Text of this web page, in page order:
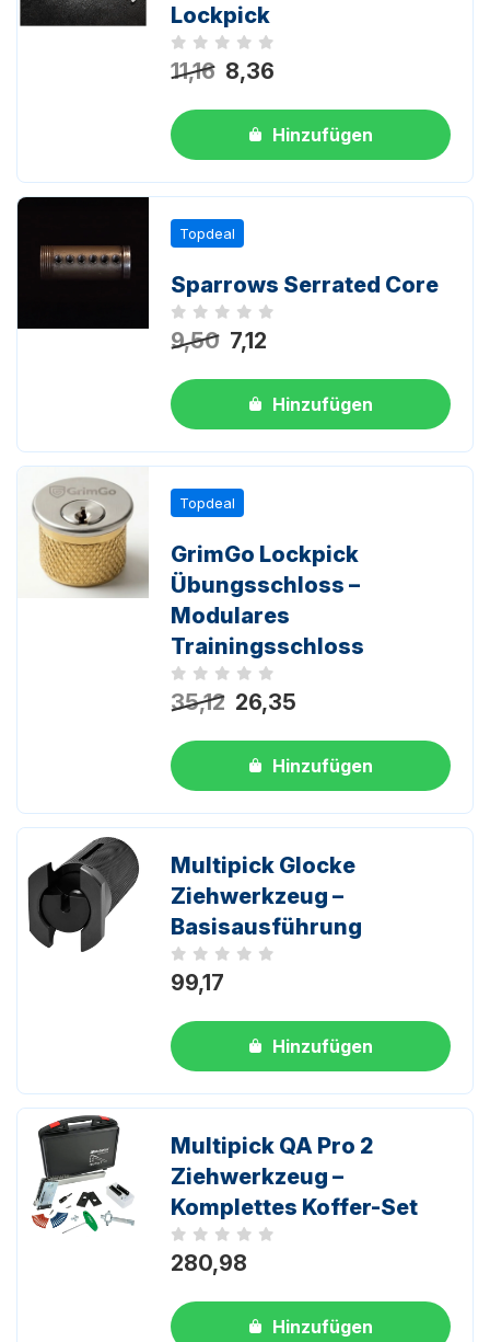
Lockpick
Noch keine Bewertungen
11,16 8,36
Hinzufügen
Topdeal
Sparrows Serrated Core
Noch keine Bewertungen
9,50 7,12
Hinzufügen
Topdeal
GrimGo Lockpick
Übungsschloss –
Modulares
Trainingsschloss
Noch keine Bewertungen
35,12 26,35
Hinzufügen
Multipick Glocke
Ziehwerkzeug –
Basisausführung
Noch keine Bewertungen
99,17
Hinzufügen
Multipick QA Pro 2
Ziehwerkzeug –
Komplettes Koffer-Set
Noch keine Bewertungen
280,98
Hinzufügen